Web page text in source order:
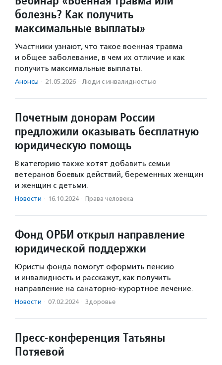
болезнь? Как получить
максимальные выплаты»
Участники узнают, что такое военная травма
и общее заболевание, в чем их отличие и как
получить максимальные выплаты.
Анонсы · 21.05.2026 · Люди с инвалидностью
Почетным донорам России
предложили оказывать бесплатную
юридическую помощь
В категорию также хотят добавить семьи
ветеранов боевых действий, беременных женщин
и женщин с детьми.
Новости · 16.10.2024 · Права человека
Фонд ОРБИ открыл направление
юридической поддержки
Юристы фонда помогут оформить пенсию
и инвалидность и расскажут, как получить
направление на санаторно-курортное лечение.
Новости · 07.02.2024 · Здоровье
Пресс-конференция Татьяны
Потяевой